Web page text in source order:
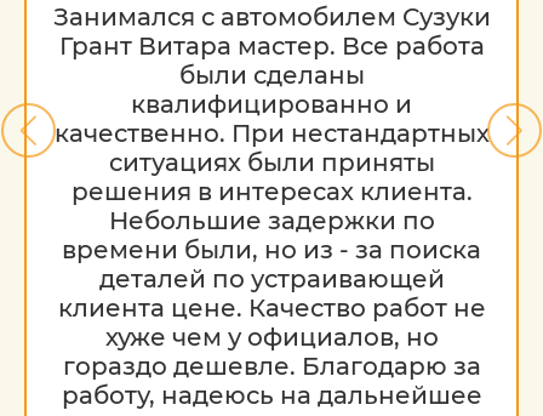
Занимался с автомобилем Сузуки
Грант Витара мастер. Все работа
были сделаны
квалифицированно и
качественно. При нестандартных
ситуациях были приняты
решения в интересах клиента.
Небольшие задержки по
времени были, но из - за поиска
деталей по устраивающей
клиента цене. Качество работ не
хуже чем у официалов, но
гораздо дешевле. Благодарю за
работу, надеюсь на дальнейшее